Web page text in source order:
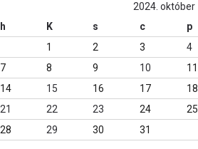
2024. október
h
K s c p
1
2 3 4
7
8 9 10 11
14
15 16 17 18
21
22 23 24 25
28
29 30 31